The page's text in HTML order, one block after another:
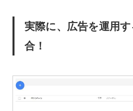
実際に、広告を運用
合！